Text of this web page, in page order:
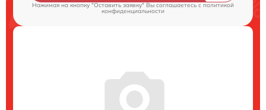
Нажимая на кнопку "Оставить заявку" Вы соглашаетесь cполитикой
конфиденциальности